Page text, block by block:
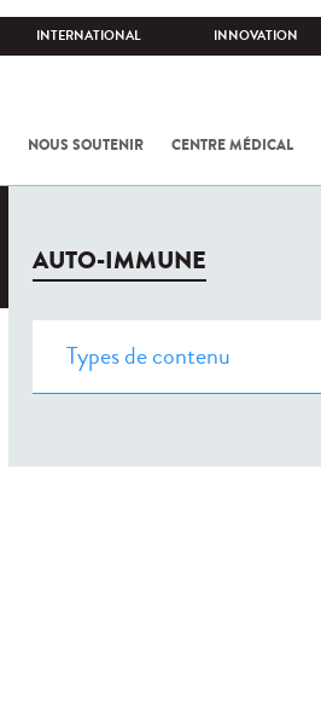
INTERNATIONAL INNOVATION
NOUS SOUTENIR CENTRE MÉDICAL
AUTO-IMMUNE